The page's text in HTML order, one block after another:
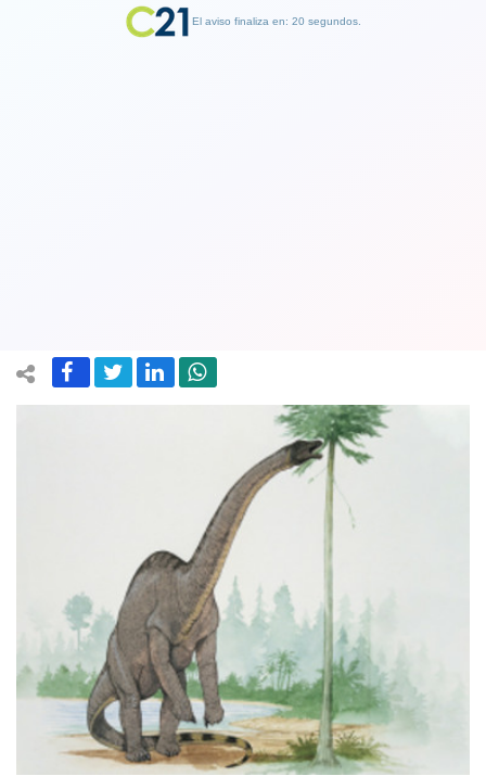
El aviso finaliza en: 19 segundos.